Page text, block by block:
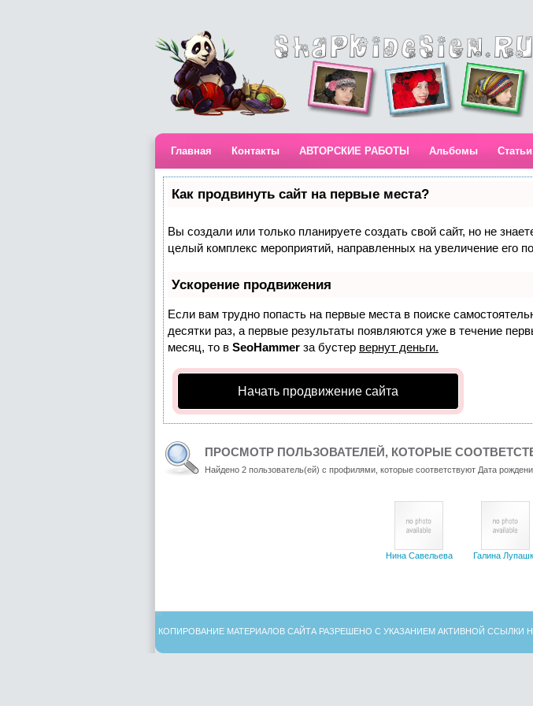
Главная Контакты АВТОРСКИЕ РАБОТЫ Альбомы
Как продвинуть сайт на первые места?
Вы создали или только планируете создать свой сайт, но не
целый комплекс мероприятий, направленных на увеличение его
Ускорение продвижения
Если вам трудно попасть на первые места в поиске
десятки раз, а первые результаты появляются уже в течение
месяц, то в SeoHammer за бустер вернут деньги.
Начать продвижение сайта
ПРОСМОТР ПОЛЬЗОВАТЕЛЕЙ, КОТОРЫЕ
Найдено 2 пользователь(ей) с профилями, которые соответствуют Дата
Нина Савельева Галина
КОПИРОВАНИЕ МАТЕРИАЛОВ САЙТА РАЗРЕШЕНО С УКАЗАНИЕМ АКТИВНОЙ ССЫЛКИ